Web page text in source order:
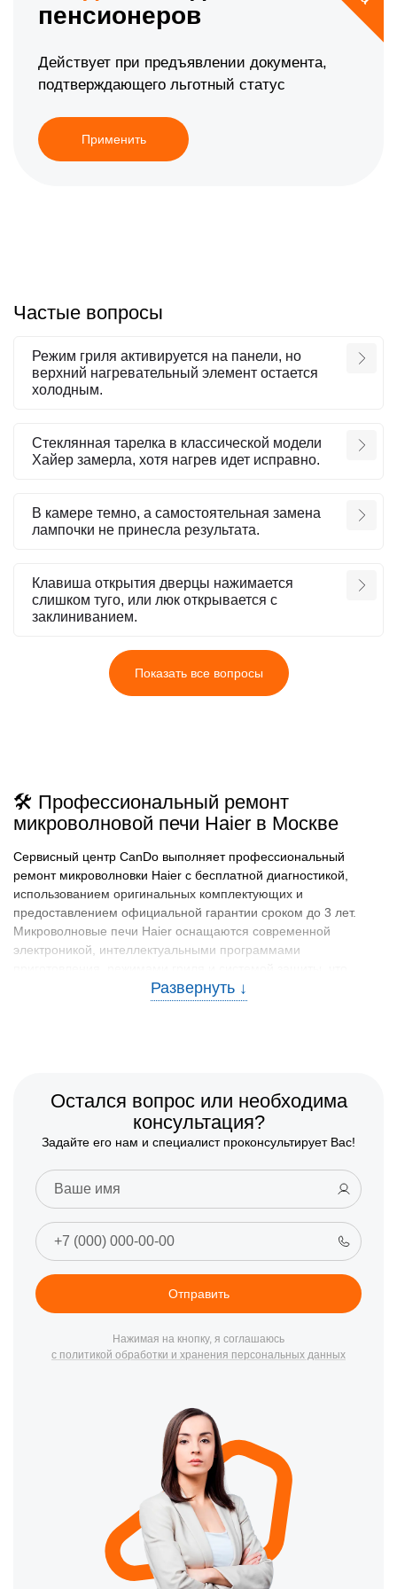
пенсионеров
Действует при предъявлении документа,
подтверждающего льготный статус
Применить
Частые вопросы
Режим гриля активируется на панели, но
верхний нагревательный элемент остается
холодным.
Стеклянная тарелка в классической модели
Хайер замерла, хотя нагрев идет исправно.
В камере темно, а самостоятельная замена
лампочки не принесла результата.
Клавиша открытия дверцы нажимается
слишком туго, или люк открывается с
заклиниванием.
Показать все вопросы
🛠️ Профессиональный ремонт
микроволновой печи Haier в Москве
Сервисный центр CanDo выполняет профессиональный
ремонт микроволновки Haier с бесплатной диагностикой,
использованием оригинальных комплектующих и
предоставлением официальной гарантии сроком до 3 лет.
Микроволновые печи Haier оснащаются современной
электроникой, интеллектуальными программами
делает их обслуживание технически сложным процессом.
Поэтому ремонт микроволновки Haier в Москве выполняется
🧰 Какие модели микроволновок Haier
В сервисном центре CanDo проводится ремонт
микроволновых печей Haier популярных моделей,
используемых в Москве: HMB-DG207, HMB-MM207, HMX-
DG259, HMX-BG259, HMW-2070EG, а также других отдельно
стоящих и встраиваемых серий. При выполнении работ
учитываются тип управления, мощность магнетрона и
особенности электронной части, что позволяет выполнять
ремонт микроволновки Хайер в Москве с сохранением
заводских характеристик. Для удобства клиентов доступен
Наиболее частыми причинами обращения являются
некорректная работа гриля, перегрев высоковольтного
модуля, пробой диода или конденсатора, а также ошибки
датчиков дверцы и неравномерный прогрев продуктов.
Мастера выполняют замену магнетрона, ремонт
высоковольтной части, установку новой слюды,
восстановление панели управления, обслуживание гриля,
ремонт вентилятора и профессиональную очистку камеры.
При необходимости проводится ремонт микроволновки Хайер
на дому в Москве с обязательным тестированием всех
Остался вопрос или необходима
консультация?
Задайте его нам и специалист проконсультирует Вас!
Отправить
Нажимая на кнопку, я соглашаюсь
с политикой обработки и хранения персональных данных